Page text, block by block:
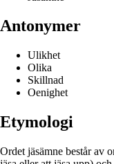
Antonymer
Ulikhet
Olika
Skillnad
Oenighet
Etymologi
Ordet jäsämne består av